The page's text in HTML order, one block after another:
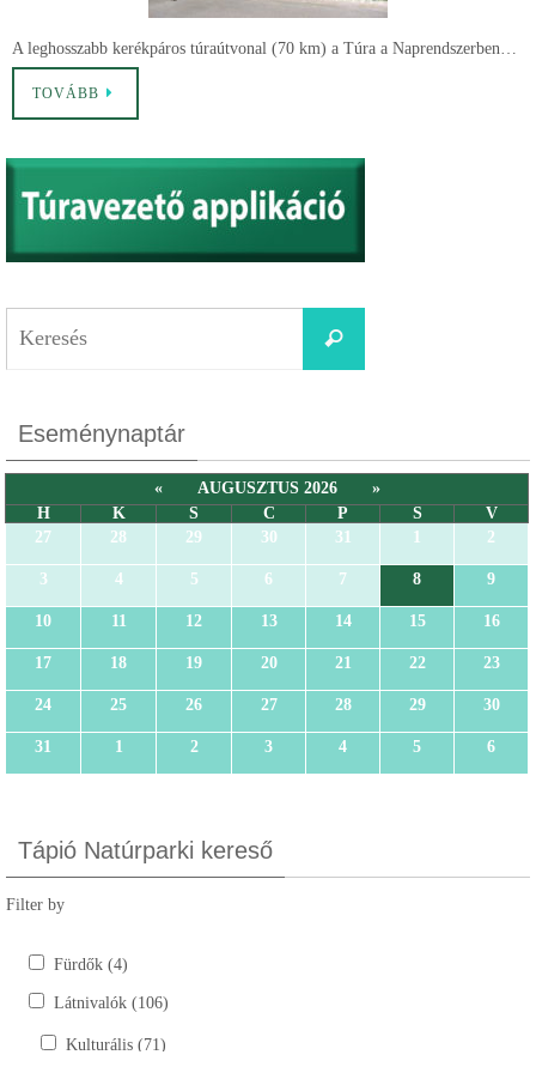
A leghosszabb kerékpáros túraútvonal (70 km) a Túra a Naprendszerben…
TOVÁBB
Eseménynaptár
« AUGUSZTUS 2026
»
H
K S C P S
V
27
28 29 30 31 1 2
3 4 5 6 7 8 9
10 11 12 13 14 15 16
17 18 19 20 21 22 23
24 25 26 27 28 29 30
31 1 2 3 4 5 6
Tápió Natúrparki kereső
Filter by
Fürdők (4)
Látnivalók (106)
Kulturális (71)